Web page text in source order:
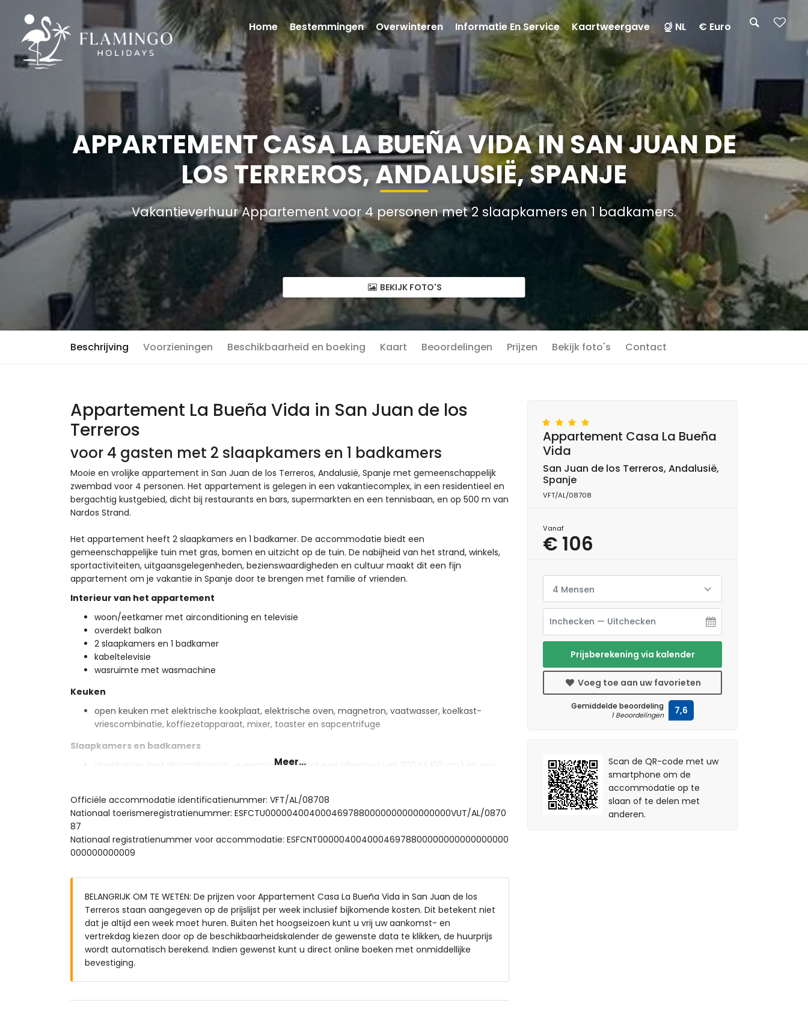
APPARTEMENT CASA LA BUEÑA VIDA IN SAN JUAN DE
LOS TERREROS, ANDALUSIË, SPANJE
Vakantieverhuur Appartement voor 4 personen met 2 slaapkamers en 1 badkamers.
BEKIJK FOTO'S
Beschrijving Voorzieningen Beschikbaarheid en boeking Kaart Beoordelingen Prijzen Bekijk foto's Contact
Appartement La Bueña Vida in San Juan de los
Terreros
voor 4 gasten met 2 slaapkamers en 1 badkamers
Mooie en vrolijke appartement in San Juan de los Terreros, Andalusië, Spanje met gemeenschappelijk
zwembad voor 4 personen. Het appartement is gelegen in een vakantiecomplex, in een residentieel en
bergachtig kustgebied, dicht bij restaurants en bars, supermarkten en een tennisbaan, en op 500 m van
Nardos Strand.
Het appartement heeft 2 slaapkamers en 1 badkamer. De accommodatie biedt een
gemeenschappelijke tuin met gras, bomen en uitzicht op de tuin. De nabijheid van het strand, winkels,
sportactiviteiten, uitgaansgelegenheden, bezienswaardigheden en cultuur maakt dit een fijn
appartement om je vakantie in Spanje door te brengen met familie of vrienden.
Interieur van het appartement
woon/eetkamer met airconditioning en televisie
overdekt balkon
2 slaapkamers en 1 badkamer
kabeltelevisie
wasruimte met wasmachine
Keuken
open keuken met elektrische kookplaat, elektrische oven, magnetron, vaatwasser, koelkast-
vriescombinatie, koffiezetapparaat, mixer, toaster en sapcentrifuge
Slaapkamers en badkamers
slaapkamer met airconditioning, queensize bed (met een afmeting van 200 bij 160 cm) en en-
slaapkamer met airconditioning en 2 eenpersoonsbedden (met een afmeting van 200 bij 80 cm)
en-suite badkamer met enkele wastafel, douche, toilet en haardroger
Buiten van het appartement
afgesloten perceel
gemeenschappelijk zwembad
overdekt terras
buiten douche
buiten zitgedeelte en buiten eetgedeelte
privé afgesloten parkeerplaats
Meer informatie
dichtstbijzijnde stad: San Juan de los Terreros (binnen 1000 meter van het appartement)
Meer...
Officiële accommodatie identificatienummer: VFT/AL/08708
Nationaal toerismeregistratienummer: ESFCTU0000040040004697880000000000000000VUT/AL/0870
87
Nationaal registratienummer voor accommodatie: ESFCNT00000400400046978800000000000000000
000000000009
BELANGRIJK OM TE WETEN: De prijzen voor Appartement Casa La Bueña Vida in San Juan de los
Terreros staan aangegeven op de prijslijst per week inclusief bijkomende kosten. Dit betekent niet
dat je altijd een week moet huren. Buiten het hoogseizoen kunt u vrij uw aankomst- en
vertrekdag kiezen door op de beschikbaarheidskalender de gewenste data te klikken, de huurprijs
wordt automatisch berekend. Indien gewenst kunt u direct online boeken met onmiddellijke
bevestiging.
Appartement Casa La Bueña
Vida
San Juan de los Terreros, Andalusië,
Spanje
VFT/AL/08708
Vanaf
€ 106
4 Mensen
Prijsberekening via kalender
Voeg toe aan uw favorieten
Gemiddelde beoordeling
1 Beoordelingen 7,6
Scan de QR-code met uw
smartphone om de
accommodatie op te
slaan of te delen met
anderen.
Home Bestemmingen Overwinteren Informatie En Service Kaartweergave NL € Euro